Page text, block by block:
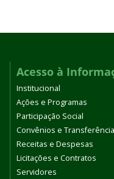
Acesso à
Institucional
Ações e Programas
Participação Social
Convênios e
Receitas e Despesas
Licitações e Contratos
Servidores